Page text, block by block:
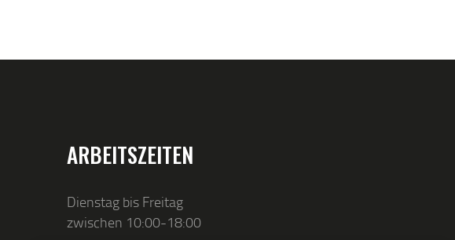
ARBEITSZEITEN
Dienstag bis Freitag
zwischen 10:00-18:00